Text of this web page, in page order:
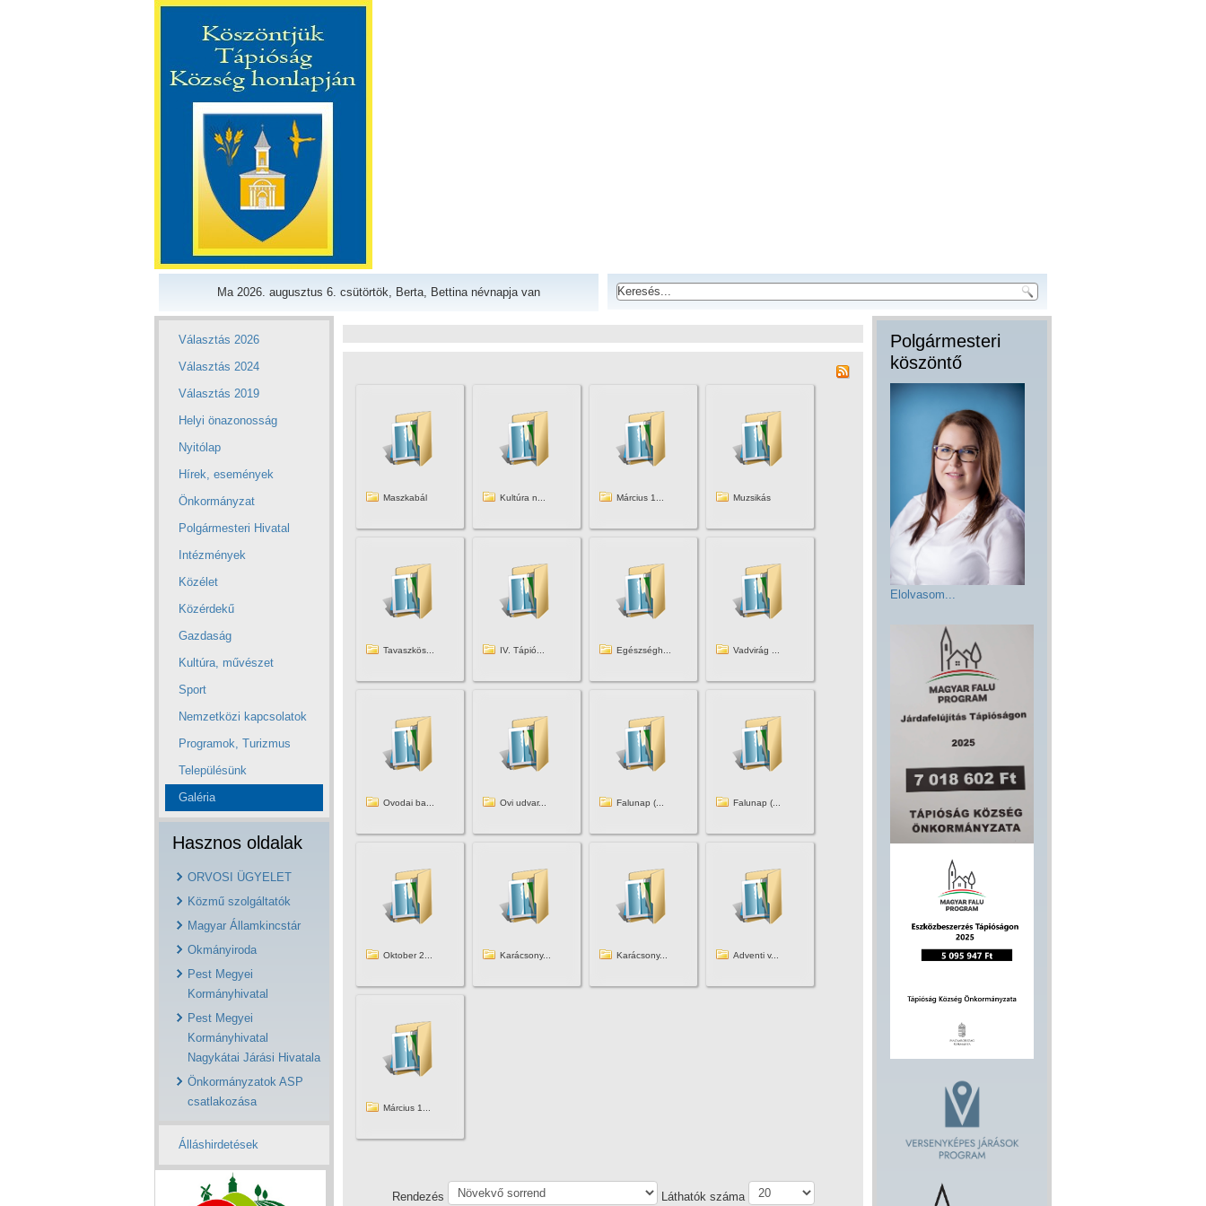
Ma 2026. augusztus 6. csütörtök, Berta, Bettina névnapja van
Választás 2026
Választás 2024
Választás 2019
Helyi önazonosság
Nyitólap
Hírek, események
Önkormányzat
Polgármesteri Hivatal
Intézmények
Közélet
Közérdekű
Gazdaság
Kultúra, művészet
Sport
Nemzetközi kapcsolatok
Programok, Turizmus
Településünk
Galéria
Hasznos oldalak
ORVOSI ÜGYELET
Közmű szolgáltatók
Magyar Államkincstár
Okmányiroda
Pest Megyei
Kormányhivatal
Pest Megyei
Kormányhivatal
Nagykátai Járási Hivatala
Önkormányzatok ASP
csatlakozása
Álláshirdetések
Maszkabál Kultúra n... Március 1... Muzsikás
Tavaszkös... IV. Tápió... Egészségh... Vadvirág ...
Ovodai ba... Ovi udvar... Falunap (... Falunap (...
Oktober 2... Karácsony... Karácsony... Adventi v...
Március 1...
Rendezés Láthatók száma
Polgármesteri
köszöntő
Elolvasom...